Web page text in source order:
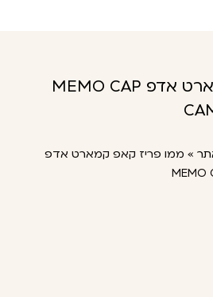
ממו פריז קאפ קמארט אדפ MEMO CAP
» ממו פריז קאפ קמארט אדפ
MEMO